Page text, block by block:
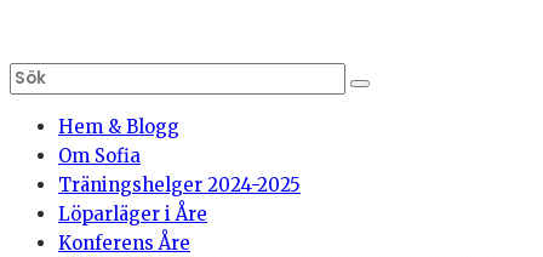
Hem & Blogg
Om Sofia
Träningshelger 2024-2025
Löparläger i Åre
Konferens Åre